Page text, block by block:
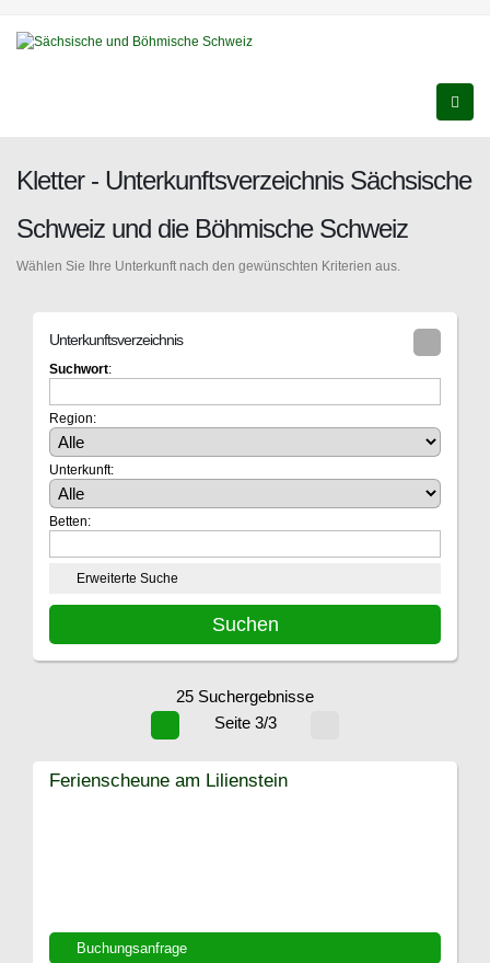
Kletter - Unterkunftsverzeichnis Sächsische
Schweiz und die Böhmische Schweiz
Wählen Sie Ihre Unterkunft nach den gewünschten Kriterien aus.
Unterkunftsverzeichnis
Suchwort:
Region:
Unterkunft:
Betten:
Erweiterte Suche
25 Suchergebnisse
Seite 3/3
Buchungsanfrage
Ferienscheune am Lilienstein